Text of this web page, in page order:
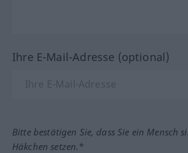
Ihre E-Mail-Adresse (optional)
Bitte bestätigen Sie, dass Sie ein Mensch
Häkchen setzen.*